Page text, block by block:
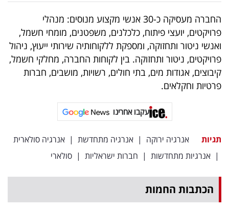
החברה מעסיקה כ-30 אנשי מקצוע מנוסים: מנהלי
פרויקטים, יועצי פיתוח, כלכלנים, משפטנים, מומחי חשמל,
ואנשי ניטור ותחזוקה, ומספקת ללקוחותיה שירותי ייעוץ, ניהול
פרויקטים, ניטור ותחזוקה. בין לקוחות החברה, מחלקי חשמל,
קיבוצים, אגודות מים, בתי חולים, רשויות, מושבים, חברות
פרטיות וחקלאים.
עקבו אחרינו
תגיות אנרגיה ירוקה | אנרגיה מתחדשת | אנרגיה סולארית
| אנרגיות מתחדשות | חברות ישראליות | סולארי
הכתבות החמות